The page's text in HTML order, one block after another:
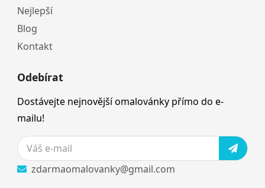
Nejlepší
Blog
Kontakt
Odebírat
Dostávejte nejnovější omalovánky přímo do e-
mailu!
zdarmaomalovanky@gmail.com